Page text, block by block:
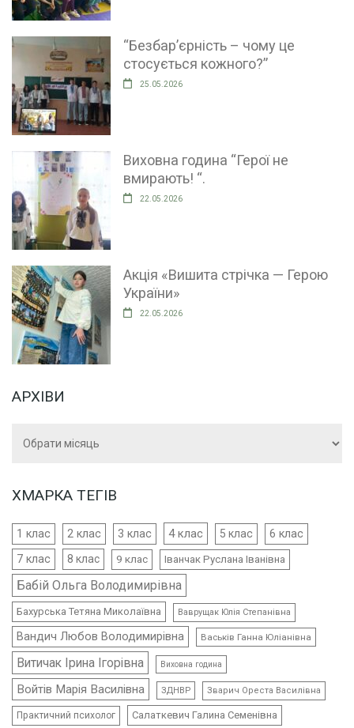
“Безбар’єрність – чому це
стосується кожного?”
25.05.2026
Виховна година “Герої не
вмирають! “.
22.05.2026
Акція «Вишита стрічка — Герою
України»
22.05.2026
АРХІВИ
ХМАРКА ТЕГІВ
1 клас 2 клас 3 клас 4 клас 5 клас 6 клас
7 клас 8 клас 9 клас Іванчак Руслана Іванівна
Бабій Ольга Володимирівна
Бахурська Тетяна Миколаївна Ваврущак Юлія Степанівна
Вандич Любов Володимирівна Васьків Ганна Юліанівна
Витичак Ірина Ігорівна Виховна година
Войтів Марія Василівна ЗДНВР Зварич Ореста Василівна
Практичний психолог Салаткевич Галина Семенівна